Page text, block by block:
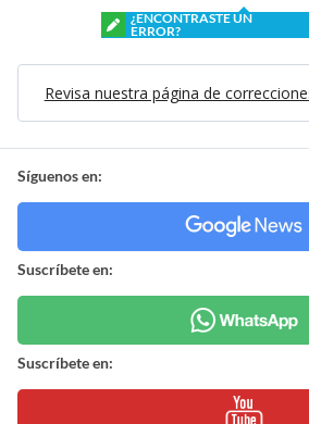
¿ENCONTRASTE UN
ERROR?
Revisa nuestra página de
Síguenos en:
Suscríbete en:
Suscríbete en: